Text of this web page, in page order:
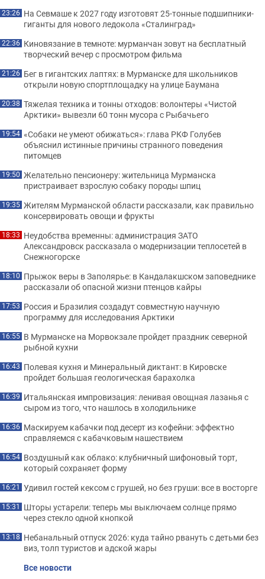
23:26 На Севмаше к 2027 году изготовят 25-тонные подшипники-
гиганты для нового ледокола «Сталинград»
22:36 Киновязание в темноте: мурманчан зовут на бесплатный
творческий вечер с просмотром фильма
21:26 Бег в гигантских лаптях: в Мурманске для школьников
открыли новую спортплощадку на улице Баумана
20:38 Тяжелая техника и тонны отходов: волонтеры «Чистой
Арктики» вывезли 60 тонн мусора с Рыбачьего
19:54 «Собаки не умеют обижаться»: глава РКФ Голубев
объяснил истинные причины странного поведения
питомцев
19:50 Желательно пенсионеру: жительница Мурманска
пристраивает взрослую собаку породы шпиц
19:35 Жителям Мурманской области рассказали, как правильно
консервировать овощи и фрукты
18:33 Неудобства временны: администрация ЗАТО
Александровск рассказала о модернизации теплосетей в
Снежногорске
18:10 Прыжок веры в Заполярье: в Кандалакшском заповеднике
рассказали об опасной жизни птенцов кайры
17:53 Россия и Бразилия создадут совместную научную
программу для исследования Арктики
16:55 В Мурманске на Морвокзале пройдет праздник северной
рыбной кухни
16:43 Полевая кухня и Минеральный диктант: в Кировске
пройдет большая геологическая барахолка
16:39 Итальянская импровизация: ленивая овощная лазанья с
сыром из того, что нашлось в холодильнике
16:36 Маскируем кабачки под десерт из кофейни: эффектно
справляемся с кабачковым нашествием
16:54 Воздушный как облако: клубничный шифоновый торт,
который сохраняет форму
16:21 Удивил гостей кексом с грушей, но без груши: все в восторге
15:31 Шторы устарели: теперь мы выключаем солнце прямо
через стекло одной кнопкой
13:18 Небанальный отпуск 2026: куда тайно рвануть с детьми без
виз, толп туристов и адской жары
Все новости